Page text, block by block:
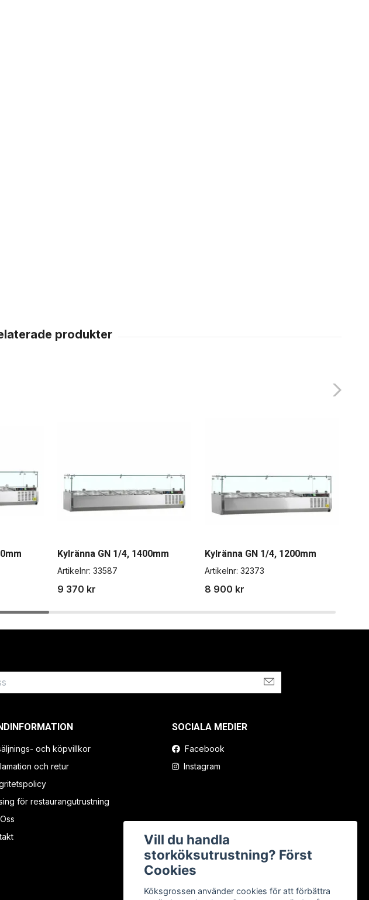
Kylränna GN 1/4, 1400mm
Artikelnr: 33587
9 370 kr
Kylränna GN 1/4, 1200mm
Artikelnr: 32373
8 900 kr
och köpvillkor
och retur
för restaurangutrustning
SOCIALA MEDIER
Facebook
Instagram
Vill du handla
storköksutrustning? Först
Cookies
Köksgrossen använder cookies för att förbättra